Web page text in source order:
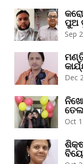
ପୁଅ
Sep
Dec
Oct